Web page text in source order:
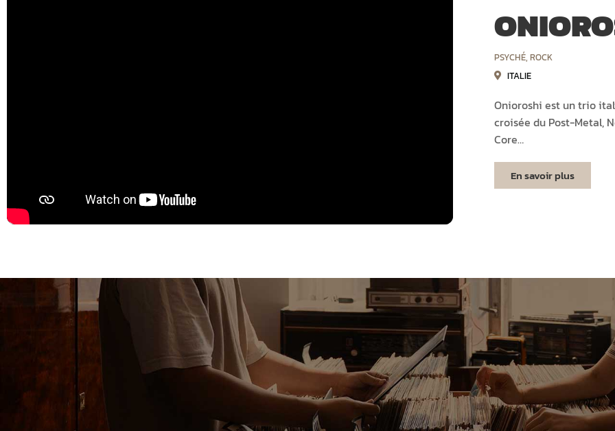
PSYCHÉ,ROCK
ITALIE
Onioroshi est un trio
croisée du Post-Metal,
Core…
En savoir plus